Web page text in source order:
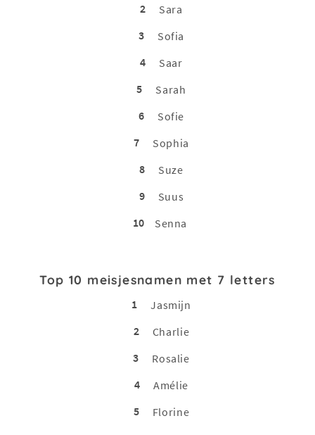
2
Sara
3
Sofia
4
Saar
5
Sarah
6
Sofie
7
Sophia
8
Suze
9
Suus
10
Senna
Top 10 meisjesnamen met 7 letters
1
Jasmijn
2
Charlie
3
Rosalie
4
Amélie
5
Florine